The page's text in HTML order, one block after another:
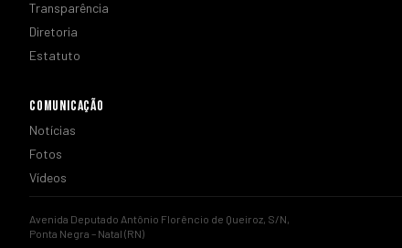
Transparência
Diretoria
Estatuto
COMUNICAÇÃO
Notícias
Fotos
Vídeos
Avenida Deputado Antônio Florêncio de Queiroz, S/N,
Ponta Negra – Natal (RN)